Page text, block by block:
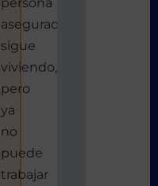
persona
asegurada
sigue
viviendo,
pero
ya
no
puede
trabajar